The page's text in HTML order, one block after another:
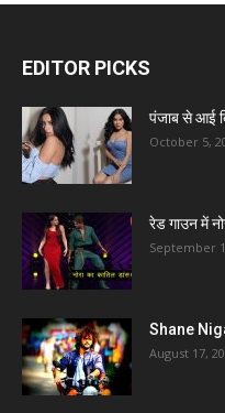
EDITOR PICKS
पंजाब से आई
October 5,
रेड गाउन में
September
Shane
August 17,